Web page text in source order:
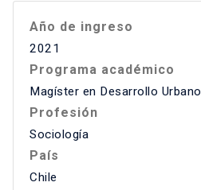
Año de ingreso
2021
Programa académico
Magíster en Desarrollo Urbano
Profesión
Sociología
País
Chile